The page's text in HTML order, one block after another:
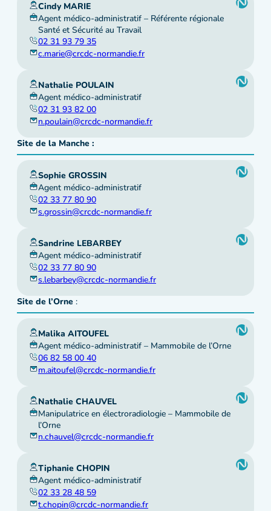
Cindy MARIE
Agent médico-administratif – Référente régionale
Santé et Sécurité au Travail
02 31 93 79 35
c.marie@crcdc-normandie.fr
Nathalie POULAIN
Agent médico-administratif
02 31 93 82 00
n.poulain@crcdc-normandie.fr
Site de la Manche :
Sophie GROSSIN
Agent médico-administratif
02 33 77 80 90
s.grossin@crcdc-normandie.fr
Sandrine LEBARBEY
Agent médico-administratif
02 33 77 80 90
s.lebarbey@crcdc-normandie.fr
Site de l’Orne :
Malika AITOUFEL
Agent médico-administratif – Mammobile de l’Orne
06 82 58 00 40
m.aitoufel@crcdc-normandie.fr
Nathalie CHAUVEL
Manipulatrice en électroradiologie – Mammobile de
l’Orne
n.chauvel@crcdc-normandie.fr
Tiphanie CHOPIN
Agent médico-administratif
02 33 28 48 59
t.chopin@crcdc-normandie.fr